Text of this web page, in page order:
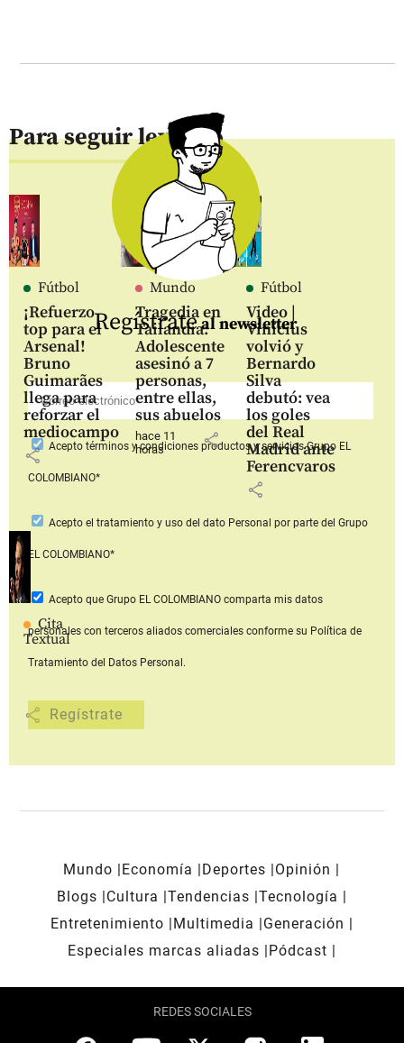
Para seguir leyendo
Fútbol
¡Refuerzo
top para el
Arsenal!
Bruno
Guimarães
llega para
reforzar el
mediocampo
share
Mundo
Tragedia en
Tailandia:
Adolescente
asesinó a 7
personas,
entre ellas,
sus abuelos
hace 11
horas
share
Fútbol
Video |
Vinícius
volvió y
Bernardo
Silva
debutó: vea
los goles
del Real
Madrid ante
Ferencvaros
share
Cita
Textual
share
Regístrateal newsletter
Aceptotérminos y condiciones productos y serviciosGrupo EL
COLOMBIANO*
Acepto el tratamiento y uso del dato Personal por parte del Grupo
EL COLOMBIANO*
Acepto que Grupo EL COLOMBIANOcomparta mis datos
personales con terceros aliados comerciales conforme su Política de
Tratamiento del Datos Personal.
Mundo Economía Deportes
Opinión
Blogs
Cultura Tendencias Tecnología
Entretenimiento
Multimedia
Generación
Especiales marcas aliadas
Pódcast
REDES SOCIALES